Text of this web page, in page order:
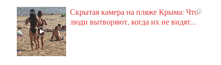
i
Скрытая камера на пляже Крыма: Что
люди вытворяют, когда их не видят...